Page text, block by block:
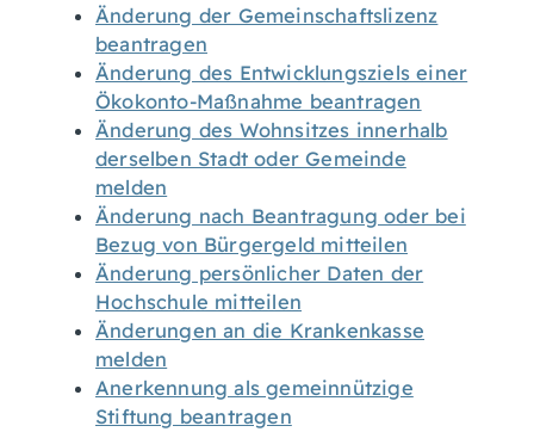
Änderung der Gemeinschaftslizenz
beantragen
Änderung des Entwicklungsziels einer
Ökokonto-Maßnahme beantragen
Änderung des Wohnsitzes innerhalb
derselben Stadt oder Gemeinde
melden
Änderung nach Beantragung oder bei
Bezug von Bürgergeld mitteilen
Änderung persönlicher Daten der
Hochschule mitteilen
Änderungen an die Krankenkasse
melden
Anerkennung als gemeinnützige
Stiftung beantragen